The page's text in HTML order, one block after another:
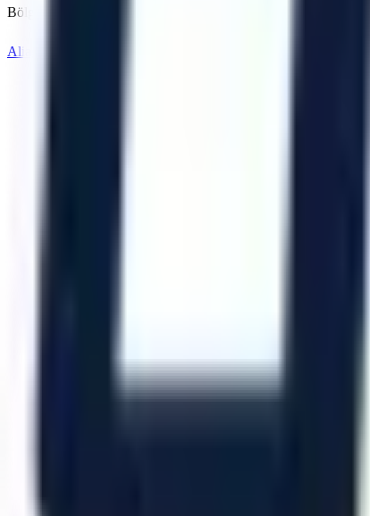
Bölgedeki diğer OSB ve ilçeler için kiralama seçeneklerini
Aliağa
Eskişehir (Merkez)
İzmir (Ege Bölge)